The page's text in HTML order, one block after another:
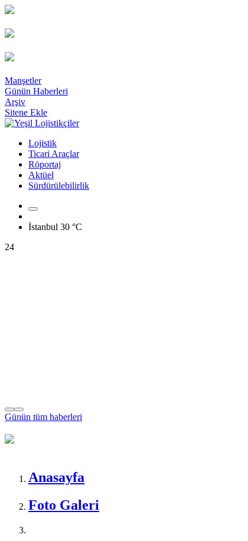
Manşetler
Günün Haberleri
Arşiv
Sitene Ekle
Lojistik
Ticari Araçlar
Röportaj
Aktüel
Sürdürülebilirlik
İstanbul 30 °C
24
Günün tüm haberleri
Anasayfa
Foto Galeri